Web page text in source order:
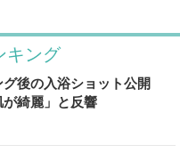
キング
後の入浴ショット公開
が綺麗」と反響